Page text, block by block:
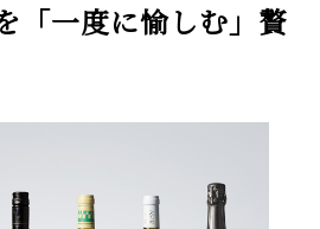
「一度に愉しむ」贅